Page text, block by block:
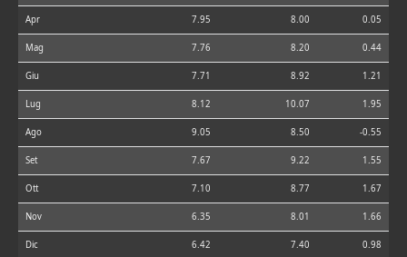
Apr 7.95 8.00 0.05
Mag 7.76 8.20 0.44
Giu 7.71 8.92 1.21
Lug 8.12 10.07 1.95
Ago 9.05 8.50 -0.55
Set 7.67 9.22 1.55
Ott 7.10 8.77 1.67
Nov 6.35 8.01 1.66
Dic 6.42 7.40 0.98